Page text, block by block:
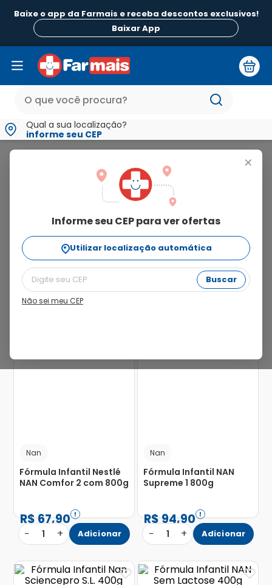
Baixe o app da Farmais e receba descontos exclusivos!
Baixar App
Qual a sua localização?
informe seu CEP
+
Informe seu CEP para ver ofertas
Utilizar localização automática
Buscar
Não sei meu CEP
Ordenar Por
relevância
6%
Nan
Fórmula Infantil Nestlé
NAN Comfor 2 com 800g
R$67,90
− 1 + Adicionar
Nan
Fórmula Infantil NAN
Supreme 1 800g
R$94,90
− 1 + Adicionar